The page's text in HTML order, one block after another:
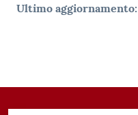
Ultimo aggiornamento: